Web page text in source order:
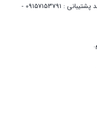
واحد پشتیبانی مشتریان : 05135092741 - واحد پشتیبانی : 09157153791 -